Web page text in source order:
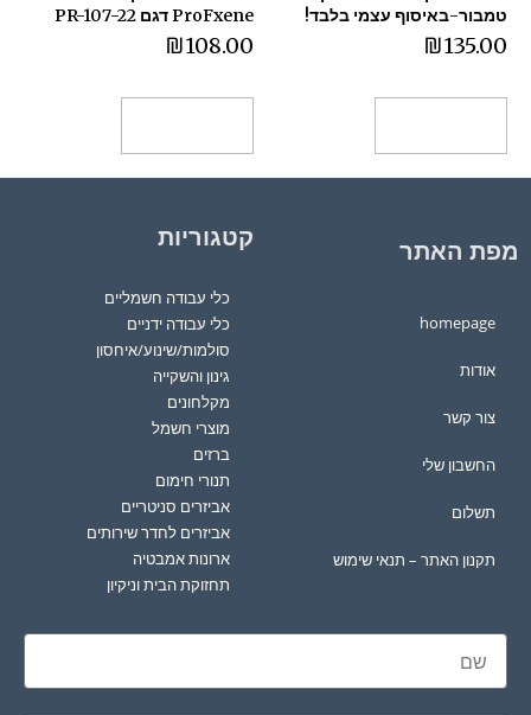
טמבור-באיסוף עצמי בלבד!
₪135.00
ProFxene דגם PR-107-22
₪108.00
מפת האתר
homepage
אודות
צור קשר
החשבון שלי
תשלום
תקנון האתר – תנאי שימוש
קטגוריות
כלי עבודה חשמליים
כלי עבודה ידניים
סולמות/שינוע/איחסון
גינון והשקייה
מקלחונים
מוצרי חשמל
ברזים
תנורי חימום
אביזרים סניטריים
אביזרים לחדר שירותים
ארונות אמבטיה
תחזוקת הבית וניקיון